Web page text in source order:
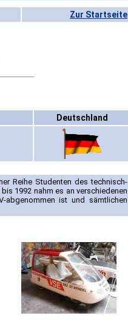
Zur Startseite
Deutschland
Reihe Studenten des technisch-
1992 nahm es an verschiedenen
abgenommen ist und sämtlichen